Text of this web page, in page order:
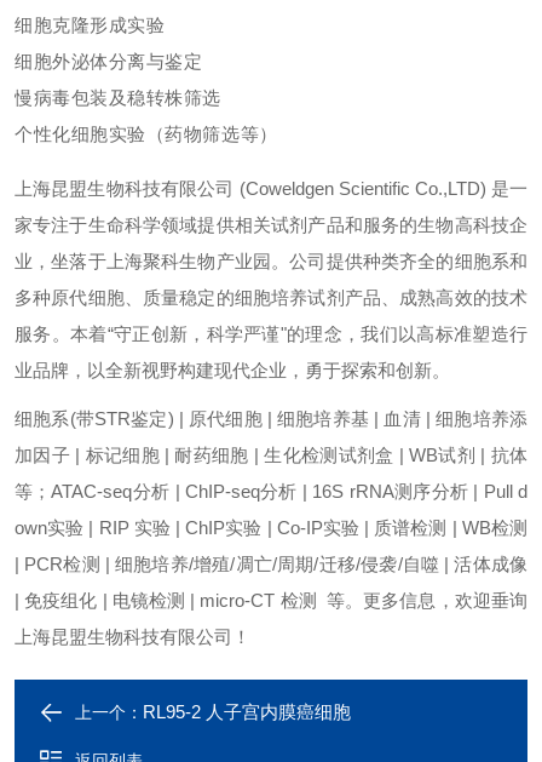
细胞克隆形成实验
细胞外泌体分离与鉴定
慢病毒包装及稳转株筛选
个性化细胞实验（药物筛选等）
上海昆盟生物科技有限公司 (Coweldgen Scientific Co.,LTD) 是一
家专注于生命科学领域提供相关试剂产品和服务的生物高科技企
业，坐落于上海聚科生物产业园。公司提供种类齐全的细胞系和
多种原代细胞、质量稳定的细胞培养试剂产品、成熟高效的技术
服务。本着“守正创新，科学严谨"的理念，我们以高标准塑造行
业品牌，以全新视野构建现代企业，勇于探索和创新。
细胞系(带STR鉴定) | 原代细胞 | 细胞培养基 | 血清 | 细胞培养添
加因子 | 标记细胞 | 耐药细胞 | 生化检测试剂盒 | WB试剂 | 抗体
等；ATAC-seq分析 | ChIP-seq分析 | 16S rRNA测序分析 | Pull d
own实验 | RIP 实验 | ChIP实验 | Co-IP实验 | 质谱检测 | WB检测
| PCR检测 | 细胞培养/增殖/凋亡/周期/迁移/侵袭/自噬 | 活体成像
| 免疫组化 | 电镜检测 | micro-CT 检测 等。更多信息，欢迎垂询
上海昆盟生物科技有限公司！
上一个： RL95-2 人子宫内膜癌细胞